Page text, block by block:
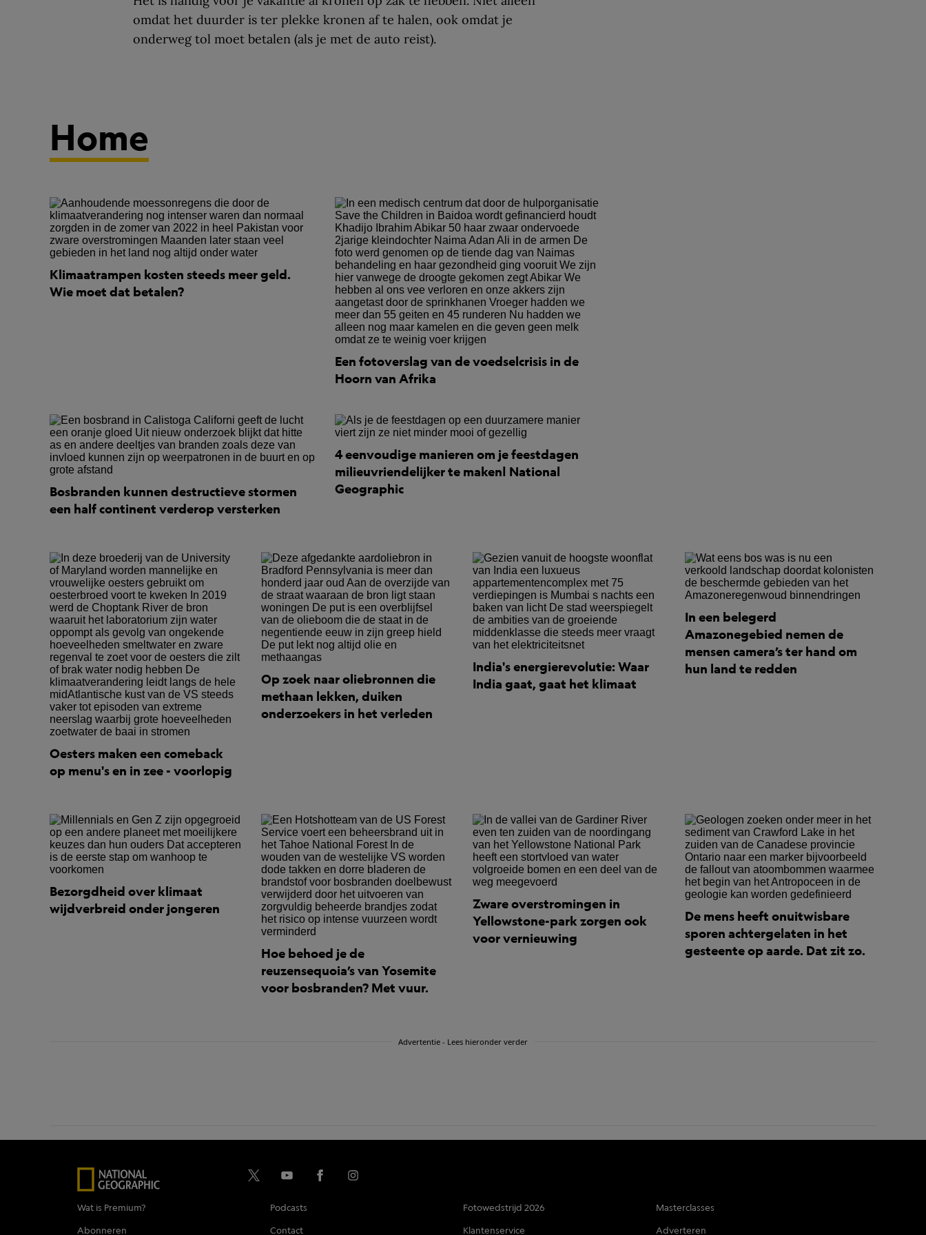
omdat het duurder is ter plekke kronen af te halen, ook omdat je
onderweg tol moet betalen (als je met de auto reist).
Home
Klimaatrampen kosten steeds meer geld.
Wie moet dat betalen?
Een fotoverslag van de voedselcrisis in de
Hoorn van Afrika
Bosbranden kunnen destructieve stormen
een half continent verderop versterken
4 eenvoudige manieren om je feestdagen
milieuvriendelijker te maken| National
Geographic
Oesters maken een comeback
op menu's en in zee - voorlopig
Op zoek naar oliebronnen die
methaan lekken, duiken
onderzoekers in het verleden
India's energierevolutie: Waar
India gaat, gaat het klimaat
In een belegerd
Amazonegebied nemen de
mensen camera’s ter hand om
hun land te redden
Bezorgdheid over klimaat
wijdverbreid onder jongeren
Hoe behoed je de
reuzensequoia’s van Yosemite
voor bosbranden? Met vuur.
Zware overstromingen in
Yellowstone-park zorgen ook
voor vernieuwing
De mens heeft onuitwisbare
sporen achtergelaten in het
gesteente op aarde. Dat zit zo.
Advertentie - Lees hieronder verder
Wat is Premium? Podcasts Fotowedstrijd 2026
Masterclasses
Abonneren
Contact Klantenservice Adverteren